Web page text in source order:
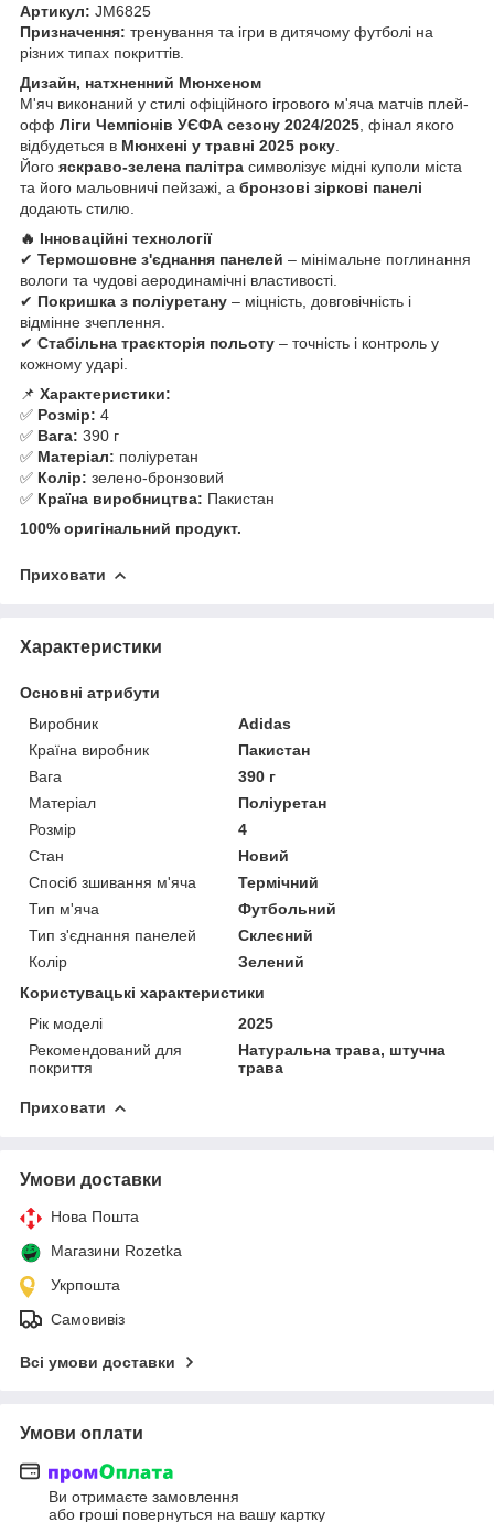
Артикул: JM6825
Призначення: тренування та ігри в дитячому футболі на
різних типах покриттів.
Дизайн, натхненний Мюнхеном
М'яч виконаний у стилі офіційного ігрового м'яча матчів плей-
офф Ліги Чемпіонів УЄФА сезону 2024/2025 , фінал якого
відбудеться в Мюнхені у травні 2025 року
Його яскраво-зелена палітра символізує мідні куполи міста
та його мальовничі пейзажі, а бронзові зіркові панелі
додають стилю.
🔥 Інноваційні технології
✔ Термошовне з'єднання панелей – мінімальне поглинання
вологи та чудові аеродинамічні властивості.
✔ Покришка з поліуретану – міцність, довговічність і
відмінне зчеплення.
✔ Стабільна траєкторія польоту – точність і контроль у
кожному ударі.
📌 Характеристики:
✅ Розмір: 4
✅ Вага: 390 г
✅ Матеріал: поліуретан
✅ Колір: зелено-бронзовий
✅ Країна виробництва: Пакистан
100% оригінальний продукт.
Приховати
Характеристики
Основні атрибути
Виробник
Adidas
Країна виробник
Пакистан
Вага
390 г
Матеріал
Поліуретан
Розмір
4
Стан
Новий
Спосіб зшивання м'яча
Термічний
Тип м'яча
Футбольний
Тип з'єднання панелей
Склеєний
Колір
Зелений
Користувацькі характеристики
Рік моделі
2025
Рекомендований для
покриття
Натуральна трава, штучна
трава
Приховати
Умови доставки
Нова Пошта
Магазини Rozetka
Укрпошта
Самовивіз
Всі умови доставки
Умови оплати
Ви отримаєте замовлення
або гроші повернуться на вашу картку